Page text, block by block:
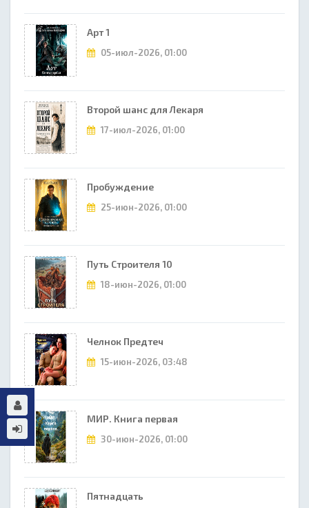
Арт 1
05-июл-2026, 01:00
Второй шанс для Лекаря
17-июл-2026, 01:00
Пробуждение
25-июн-2026, 01:00
Путь Строителя 10
18-июн-2026, 01:00
Челнок Предтеч
15-июн-2026, 03:48
МИР. Книга первая
30-июн-2026, 01:00
Пятнадцать